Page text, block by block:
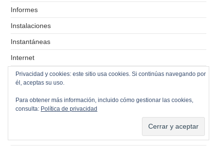
Informes
Instalaciones
Instantáneas
Internet
Inventarios
iptables
Privacidad y cookies: este sitio usa cookies. Si continúas navegando por
él, aceptas su uso.
Para obtener más información, incluido cómo gestionar las cookies,
consulta: Política de privacidad